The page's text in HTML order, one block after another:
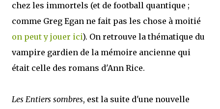
chez les immortels (et de football quantique ;
comme Greg Egan ne fait pas les chose à moitié
on peut y jouer ici). On retrouve la thématique du
vampire gardien de la mémoire ancienne qui
était celle des romans d'Ann Rice.
Les Entiers sombres, est la suite d'une nouvelle